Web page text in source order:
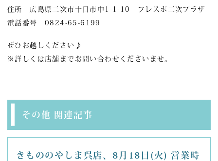
住所 広島県三次市十日市中1-1-10 フレスポ三次プラザ
電話番号 0824-65-6199
ぜひお越しください♪
※詳しくは店舗までお問い合わせくださいませ。
その他 関連記事
きもののやしま呉店、8月18日(火) 営業時